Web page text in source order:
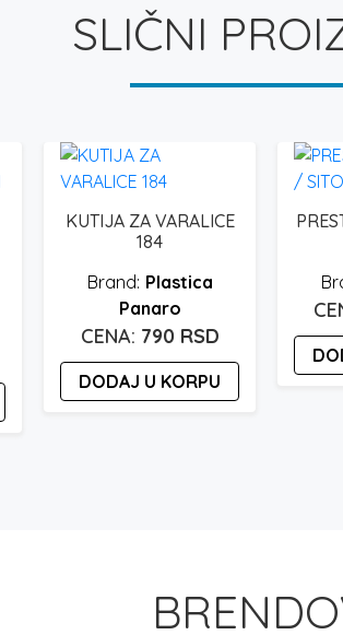
SLIČNI
KUTIJA ZA VARALICE
184
Plastica
Panaro
790 RSD
DODAJ U KORPU